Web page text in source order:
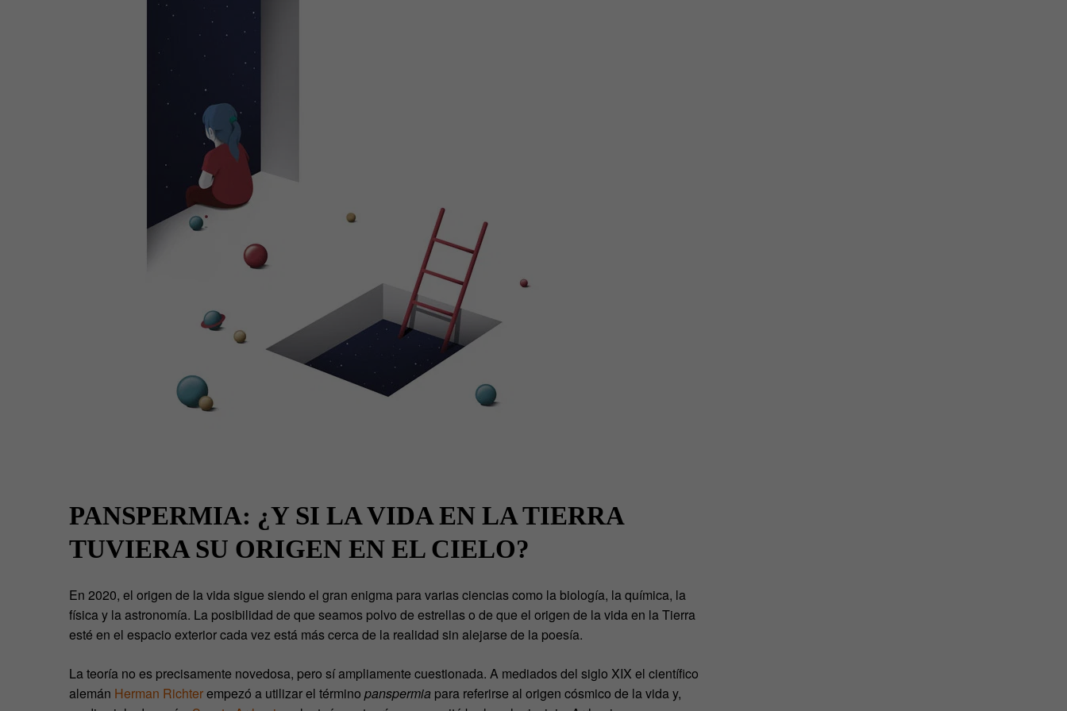
PANSPERMIA: ¿Y SI LA VIDA EN LA TIERRA
TUVIERA SU ORIGEN EN EL CIELO?
En 2020, el origen de la vida sigue siendo el gran enigma para varias ciencias como la biología, la química, la
física y la astronomía. La posibilidad de que seamos polvo de estrellas o de que el origen de la vida en la Tierra
esté en el espacio exterior cada vez está más cerca de la realidad sin alejarse de la poesía.
La teoría no es precisamente novedosa, pero sí ampliamente cuestionada. A mediados del siglo XIX el científico
alemán Herman Richterempezó a utilizar el término panspermia para referirse al origen cósmico de la vida y,